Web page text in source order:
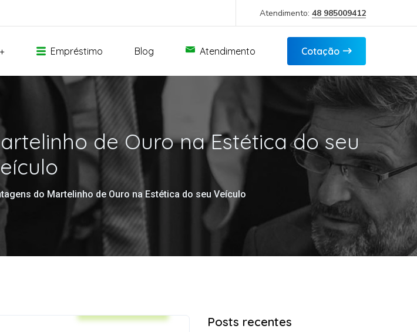
Atendimento: 48 985009412
Empréstimo Blog Atendimento Cotação
de Ouro na Estética do seu
do Martelinho de Ouro na Estética do seu Veículo
Posts recentes